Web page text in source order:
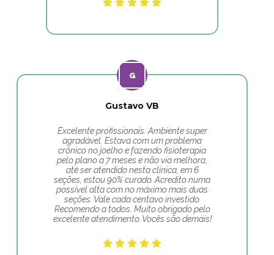
Gustavo VB
Excelente profissionais. Ambiente super
agradável. Estava com um problema
crônico no joelho e fazendo fisioterapia
pelo plano a 7 meses e não via melhora,
até ser atendido nesta clínica, em 6
seções, estou 90% curado. Acredito numa
possível alta com no máximo mais duas
seções. Vale cada centavo investido.
Recomendo a todos. Muito obrigado pelo
excelente atendimento. Vocês são demais!